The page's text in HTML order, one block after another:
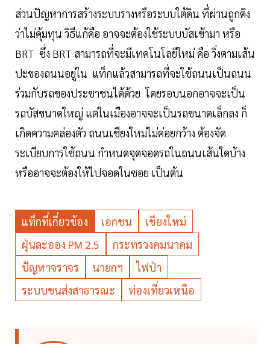
ส่วนปัญหาการสร้างระบบรางหรือระบบใต้ดิน ที่ผ่านถูกติง
ว่าไม่คุ้มทุน วิธีแก้คือ อาจจะต้องใช้ระบบบัสเข้ามา หรือ
BRT ซึ่ง BRT สามารถที่จะมีเทคโนโลยีใหม่ คือ วิ่งตามเส้น
ปะของถนนอยู่ใน แท็กแล้วสามารถที่จะใช้ถนนเป็นถนน
ร่วมกับรถของประชาชนได้ด้วย โดยรอบนอกอาจจะเป็น
รถบัสขนาดใหญ่ แต่ในเมืองอาจจะเป็นรถขนาดเล็กลง ก็
เกิดความคล่องตัว ถนนเชียงใหม่ไม่ค่อยกว้าง ต้องจัด
ระเบียบการใช้ถนน กำหนดจุดจอดรถในถนนเส้นใดบ้าง
หรืออาจจะต้องให้ไปจอดในซอย เป็นต้น
แท็กที่เกี่ยวข้อง เอกชน
เชียงใหม่
ฝุ่นละออง PM 2.5
กระทรวงคมนาคม
ปัญหาจราจร
นายกฯ
ไฟป่า
ระบบขนส่งสาธารณะ
ท่องเที่ยวเหนือ